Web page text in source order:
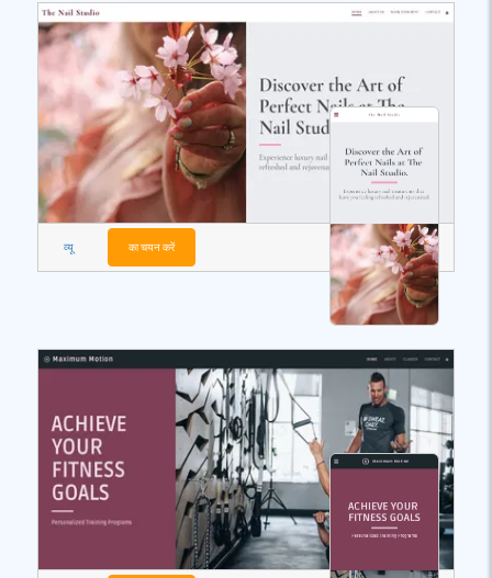
व्यू का चयन करें